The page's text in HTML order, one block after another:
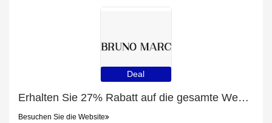
Deal
Erhalten Sie 27% Rabatt auf die gesamte Website | 10% Rabatt auf Herren Klassische Mokassin-Halbschuhe
Besuchen Sie die Website